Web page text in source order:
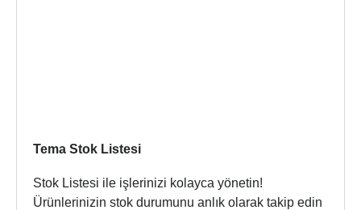
Tema Stok Listesi
Stok Listesi ile işlerinizi kolayca yönetin!
Ürünlerinizin stok durumunu anlık olarak takip edin